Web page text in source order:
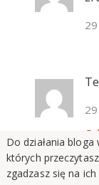
Do działania
których
zgadzasz się na